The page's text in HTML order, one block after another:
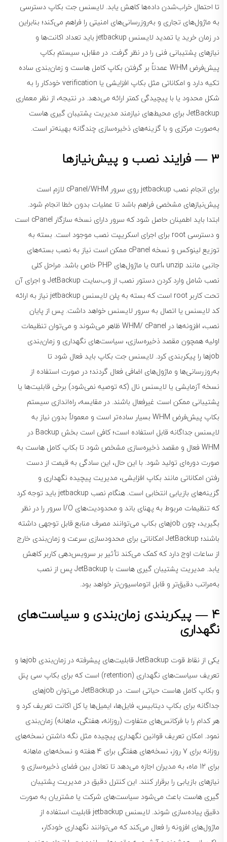
تا احتمال خراب‌شدن داده‌ها کاهش یابد. لایسنس جت بکاپ دسترسی
به ماژول‌های تجاری و به‌روزرسانی‌های امنیتی را فراهم می‌کند؛ بنابراین
در زمان خرید یا تمدید لایسنس jetbackup باید تعداد اکانت‌ها و
نیازهای پشتیبانی فنی را در نظر گرفت. در مقابل، سیستم بکاپ
پیش‌فرض WHM عمدتاً بر گرفتن بکاپ کامل هاست و زمان‌بندی ساده
تکیه دارد و امکاناتی مثل بکاپ افزایشی یا verification خودکار را به
شکل محدود یا با پیچیدگی کمتر ارائه می‌دهد. در نتیجه، از نظر معماری
JetBackup برای محیط‌های نیازمند مدیریت پشتیبان گیری هاست
به‌صورت مرکزی و با گزینه‌های ذخیره‌سازی چندگانه بهینه‌تر است.
3 — فرایند نصب و پیش‌نیازها
برای انجام نصب jetbackup روی سرور cPanel/WHM لازم است
پیش‌نیازهای مشخصی فراهم باشد تا عملیات بدون خطا انجام شود.
ابتدا باید اطمینان حاصل شود که سرور دارای نسخه سازگار cPanel است
و دسترسی root برای اجرای اسکریپت نصب موجود است. بسته به
توزیع لینوکس و نسخه cPanel ممکن است نیاز به نصب بسته‌های
جانبی مانند curl، unzip یا ماژول‌های PHP خاص باشد. مراحل کلی
نصب شامل وارد کردن دستور نصب از وب‌سایت JetBackup و اجرای آن
تحت کاربر root است که بسته به پلن لایسنس jetbackup نیاز به ارائه
کد لایسنس یا اتصال به سرور لایسنس خواهد داشت. پس از پایان
نصب، افزونه‌ها در WHM/ cPanel ظاهر می‌شوند و می‌توان تنظیمات
اولیه همچون مقصد ذخیره‌سازی، سیاست‌های نگهداری و زمان‌بندی
jobها را پیکربندی کرد. لایسنس جت بکاپ باید فعال شود تا
به‌روزرسانی‌ها و ماژول‌های اضافی فعال گردند؛ در صورت استفاده از
نسخه آزمایشی یا لایسنس نال (که توصیه نمی‌شود) برخی قابلیت‌ها یا
پشتیبانی ممکن است غیرفعال باشند. در مقایسه، راه‌اندازی سیستم
بکاپ پیش‌فرض WHM بسیار ساده‌تر است و معمولاً بدون نیاز به
لایسنس جداگانه قابل استفاده است؛ کافی است بخش Backup در
WHM فعال و مقصد ذخیره‌سازی مشخص شود تا بکاپ کامل هاست به
صورت دوره‌ای تولید شود. با این حال، این سادگی به قیمت از دست
رفتن امکاناتی مانند بکاپ افزایشی، مدیریت پیچیده نگهداری و
گزینه‌های بازیابی انتخابی است. هنگام نصب jetbackup باید توجه کرد
که تنظیمات مربوط به پهنای باند و محدودیت‌های I/O سرور را در نظر
بگیرید، چون jobهای بکاپ می‌توانند مصرف منابع قابل توجهی داشته
باشند؛ JetBackup امکاناتی برای محدودسازی سرعت و زمان‌بندی خارج
از ساعات اوج دارد که کمک می‌کند تأثیر بر سرویس‌دهی کاربر کاهش
یابد. مدیریت پشتیبان گیری هاست با JetBackup پس از نصب
به‌مراتب دقیق‌تر و قابل اتوماسیون‌تر خواهد بود.
4 — پیکربندی زمان‌بندی و سیاست‌های
نگهداری
یکی از نقاط قوت JetBackup قابلیت‌های پیشرفته در زمان‌بندی jobها و
تعریف سیاست‌های نگهداری (retention) است که برای بکاپ سی پنل
و بکاپ کامل هاست حیاتی است. در JetBackup می‌توان jobهای
جداگانه برای بکاپ دیتابیس، فایل‌ها، ایمیل‌ها یا کل اکانت تعریف کرد و
هر کدام را با فرکانس‌های متفاوت (روزانه، هفتگی، ماهانه) زمان‌بندی
نمود. امکان تعریف قوانین نگهداری پیچیده مثل نگه داشتن نسخه‌های
روزانه برای 7 روز، نسخه‌های هفتگی برای 4 هفته و نسخه‌های ماهانه
برای 12 ماه، به مدیران اجازه می‌دهد تا تعادل بین فضای ذخیره‌سازی و
نیازهای بازیابی را برقرار کنند. این کنترل دقیق در مدیریت پشتیبان
گیری هاست باعث می‌شود سیاست‌های شرکت یا مشتریان به صورت
دقیق پیاده‌سازی شوند. لایسنس jetbackup قابلیت استفاده از
ماژول‌های افزونه را فعال می‌کند که می‌توانند نگهداری خودکار،